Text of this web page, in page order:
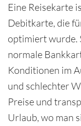
Eine Reisekarte
Debitkarte, die
optimiert wurde.
normale
Konditionen im
und schlechter
Preise und
Urlaub, wo man